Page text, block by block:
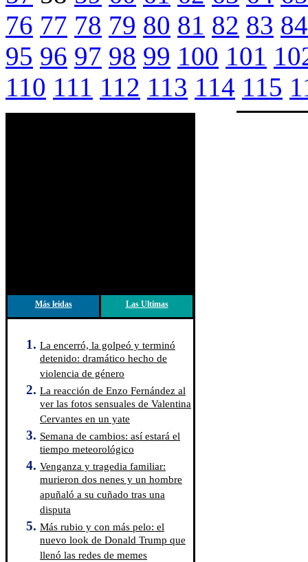
76 77 78 79 80 81 82 83 84
95 96 97 98 99 100 101
110 111 112 113 114 115
Más leidas Las Ultimas
La encerró, la golpeó y terminó
detenido: dramático hecho de
violencia de género
La reacción de Enzo Fernández al
ver las fotos sensuales de Valentina
Cervantes en un yate
Semana de cambios: así estará el
tiempo meteorológico
Venganza y tragedia familiar:
murieron dos nenes y un hombre
apuñaló a su cuñado tras una
disputa
Más rubio y con más pelo: el
nuevo look de Donald Trump que
llenó las redes de memes